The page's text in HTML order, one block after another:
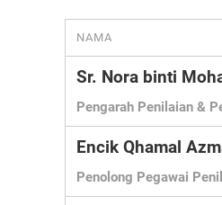
NAMA
Sr. Nora binti
Pengarah Penilaian &
Encik Qhamal
Penolong Pegawai